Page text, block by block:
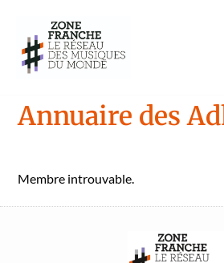
Annuaire des
Mem­bre introu­vable.